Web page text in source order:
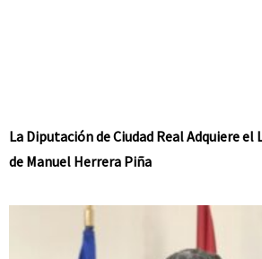
La Diputación de Ciudad Real Adquiere
de Manuel Herrera Piña